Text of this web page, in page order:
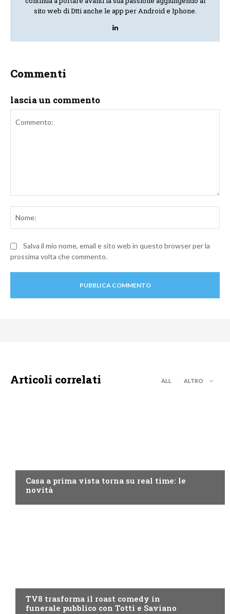
sito web di Dtti anche le app per Android e Iphone.
Commenti
lascia un commento
Salva il mio nome, email e sito web in questo browser per la
prossima volta che commento.
Articoli correlati ALL ALTRO
Casa a prima vista torna su real time: le
novità
TV8 trasforma il roast comedy in
funerale pubblico con Totti e Saviano